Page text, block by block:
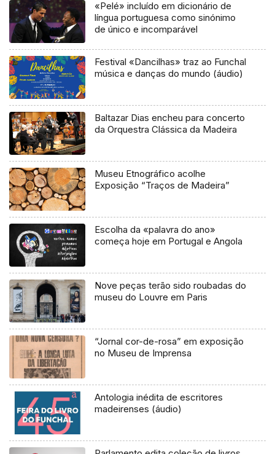
«Pelé» incluído em dicionário de
língua portuguesa como sinónimo
de único e incomparável
Festival «Dancilhas» traz ao Funchal
música e danças do mundo (áudio)
Baltazar Dias encheu para concerto
da Orquestra Clássica da Madeira
Museu Etnográfico acolhe
Exposição “Traços de Madeira”
Escolha da «palavra do ano»
começa hoje em Portugal e Angola
Nove peças terão sido roubadas do
museu do Louvre em Paris
“Jornal cor-de-rosa” em exposição
no Museu de Imprensa
Antologia inédita de escritores
madeirenses (áudio)